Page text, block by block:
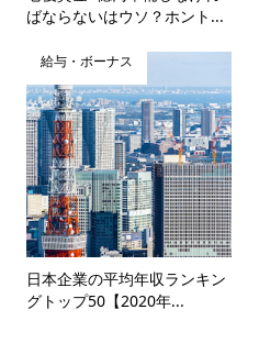
ばならないはウソ？ホント...
給与・ボーナス
日本企業の平均年収ランキン
グトップ50【2020年...